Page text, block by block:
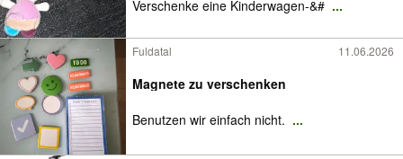
Verschenke eine Kinderwagen-&# ...
Fuldatal 11.06.2026
Magnete zu verschenken
Benutzen wir einfach nicht. ...